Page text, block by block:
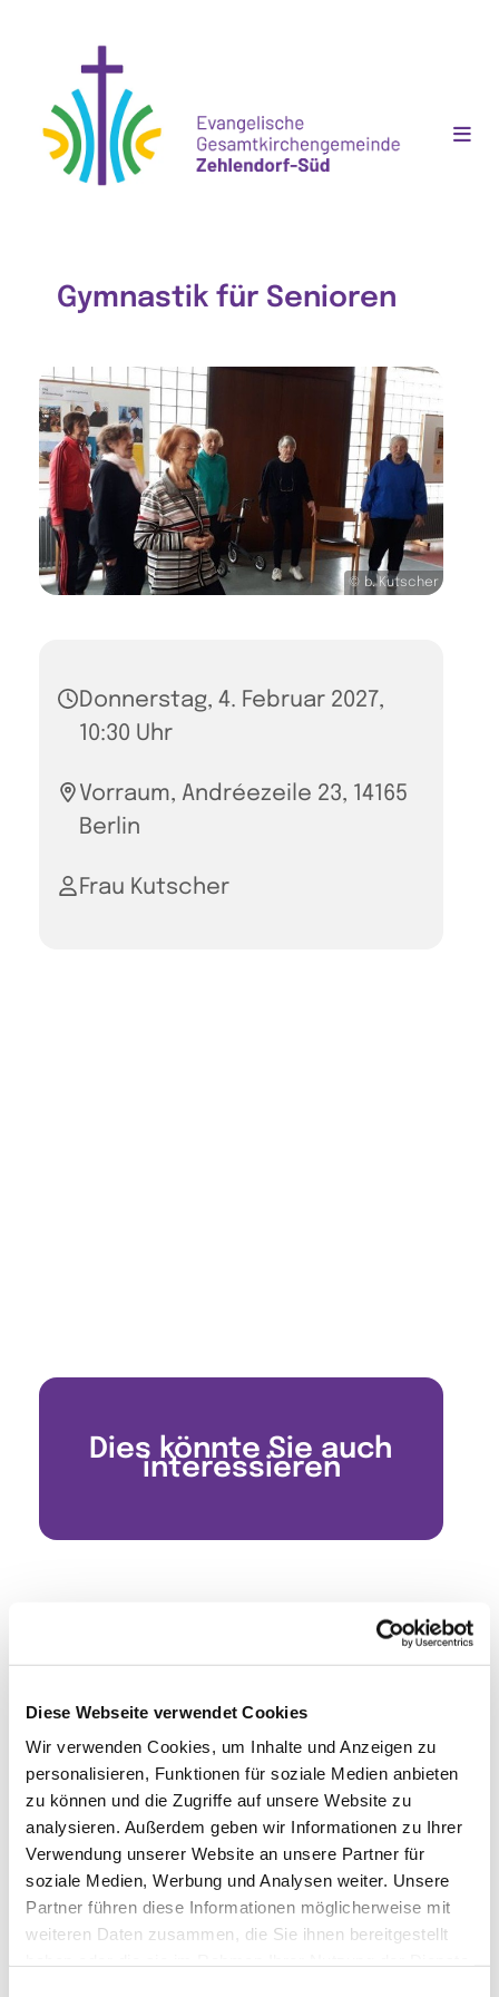
Diese Webseite verwendet Cookies
Wir verwenden Cookies, um Inhalte und Anzeigen zu
personalisieren, Funktionen für soziale Medien anbieten
zu können und die Zugriffe auf unsere Website zu
analysieren. Außerdem geben wir Informationen zu Ihrer
Verwendung unserer Website an unsere Partner für
soziale Medien, Werbung und Analysen weiter. Unsere
Partner führen diese Informationen möglicherweise mit
weiteren Daten zusammen, die Sie ihnen bereitgestellt
Gymnastik für Senioren
© b. Kutscher
Donnerstag, 4. Februar 2027,
10:30 Uhr
Vorraum, Andréezeile 23, 14165
Berlin
Frau Kutscher
Dies könnte Sie auch
interessieren